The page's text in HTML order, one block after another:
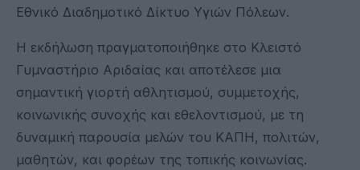
Εθνικό Διαδημοτικό Δίκτυο Υγιών Πόλεων.
Η εκδήλωση πραγματοποιήθηκε στο Κλειστό
Γυμναστήριο Αριδαίας και αποτέλεσε μια
σημαντική γιορτή αθλητισμού, συμμετοχής,
κοινωνικής συνοχής και εθελοντισμού, με τη
δυναμική παρουσία μελών του ΚΑΠΗ, πολιτών,
μαθητών, και φορέων της τοπικής κοινωνίας.